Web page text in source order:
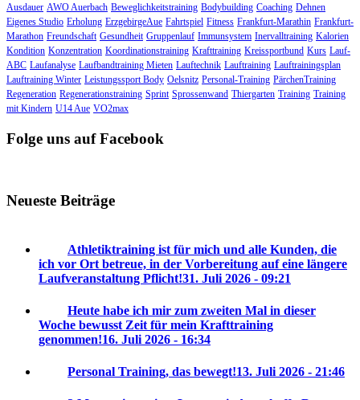
Ausdauer AWO Auerbach Beweglichkeitstraining Bodybuilding Coaching Dehnen
Eigenes Studio Erholung ErzgebirgeAue Fahrtspiel Fitness Frankfurt-Marathin Frankfurt-
Marathon Freundschaft Gesundheit Gruppenlauf Immunsystem Inervalltraining Kalorien
Kondition Konzentration Koordinationstraining Krafttraining Kreissportbund Kurs Lauf-
ABC Laufanalyse Laufbandtraining Mieten Lauftechnik Lauftraining Lauftrainingsplan
Lauftraining Winter Leistungssport Body Oelsnitz Personal-Training PärchenTraining
Regeneration Regenerationstraining Sprint Sprossenwand Thiergarten Training Training
mit Kindern U14 Aue VO2max
Folge uns auf Facebook
Neueste Beiträge
Athletiktraining ist für mich und alle Kunden, die
ich vor Ort betreue, in der Vorbereitung auf eine längere
Laufveranstaltung Pflicht!31. Juli 2026 - 09:21
Heute habe ich mir zum zweiten Mal in dieser
Woche bewusst Zeit für mein Krafttraining
genommen!16. Juli 2026 - 16:34
Personal Training, das bewegt!13. Juli 2026 - 21:46